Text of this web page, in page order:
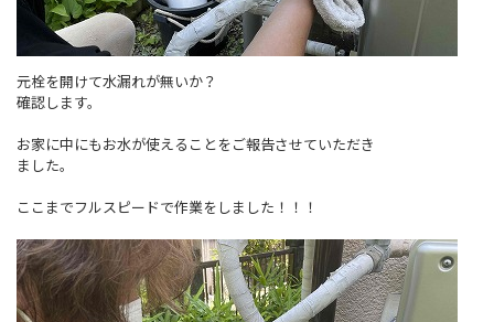
元栓を開けて水漏れが無いか？
確認します。
お家に中にもお水が使えることをご報告させていただき
ました。
ここまでフルスピードで作業をしました！！！